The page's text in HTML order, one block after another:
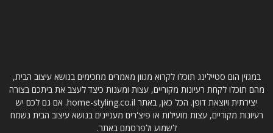
במגזין הום סטיילינג תוכלו לקרוא מגוון מאמרים מחכימים בנושא עיצוב הבית,
מהם תוכלו לקחת רעיונות מקוריים, עצות ומענות כיצד לעצב את ביתכם בצורה
יצירתית ויוצאת דופן. הכל כאן, באתר home-styling.co.il. אם גם לכם יש
רעיונות מקוריים, עצות מועילות או פיצ'רים מעניינים בנושא עיצוב הבית נשמח
לשמוע ולפרסמם באתר.